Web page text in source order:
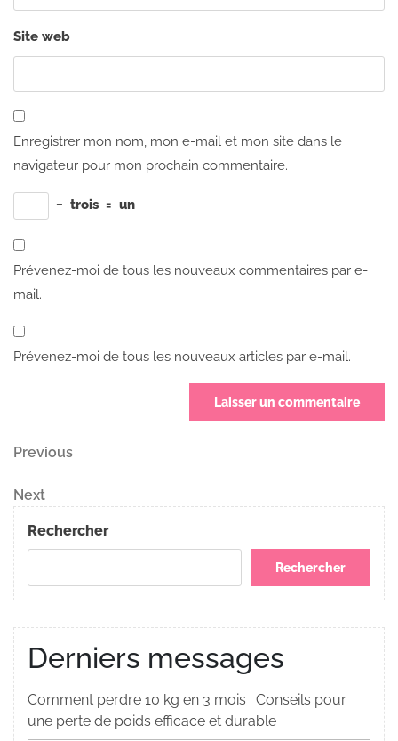
Site web
Enregistrer mon nom, mon e-mail et mon site dans le
navigateur pour mon prochain commentaire.
− trois = un
Prévenez-moi de tous les nouveaux commentaires par e-
mail.
Prévenez-moi de tous les nouveaux articles par e-mail.
Navigation
de
l’article
Previous
Previous
Next
Post
Next
Rechercher
Rechercher
Derniers messages
Comment perdre 10 kg en 3 mois : Conseils pour
une perte de poids efficace et durable